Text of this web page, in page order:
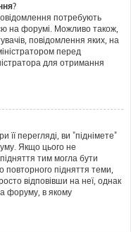
потребують
на форумі. Можливо також,
повідомлення яких, на
перед
для отримання
перегляді, ви "піднімете"
Якщо цього не
тим могла бути
повторного підняття теми,
відповівши на неї, однак
форуму, в якому